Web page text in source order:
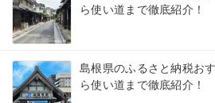
ら使い道まで徹底紹介！
島根県のふるさと納税お
ら使い道まで徹底紹介！